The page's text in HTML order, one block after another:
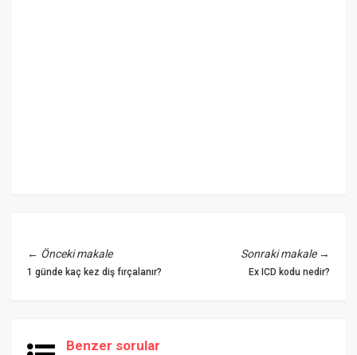
← Önceki makale
1 günde kaç kez diş fırçalanır?
Sonraki makale→
Ex ICD kodu nedir?
Benzer sorular